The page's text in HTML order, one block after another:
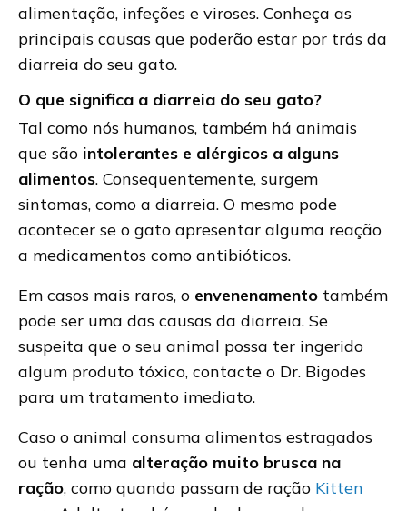
alimentação, infeções e viroses. Conheça as
principais causas que poderão estar por trás da
diarreia do seu gato.
O que significa a diarreia do seu gato?
Tal como nós humanos, também há animais
que são intolerantes e alérgicos a alguns
alimentos. Consequentemente, surgem
sintomas, como a diarreia. O mesmo pode
acontecer se o gato apresentar alguma reação
a medicamentos como antibióticos.
Em casos mais raros, o envenenamento também
pode ser uma das causas da diarreia. Se
suspeita que o seu animal possa ter ingerido
algum produto tóxico, contacte o Dr. Bigodes
para um tratamento imediato.
Caso o animal consuma alimentos estragados
ou tenha uma alteração muito brusca na
ração, como quando passam de ração Kitten